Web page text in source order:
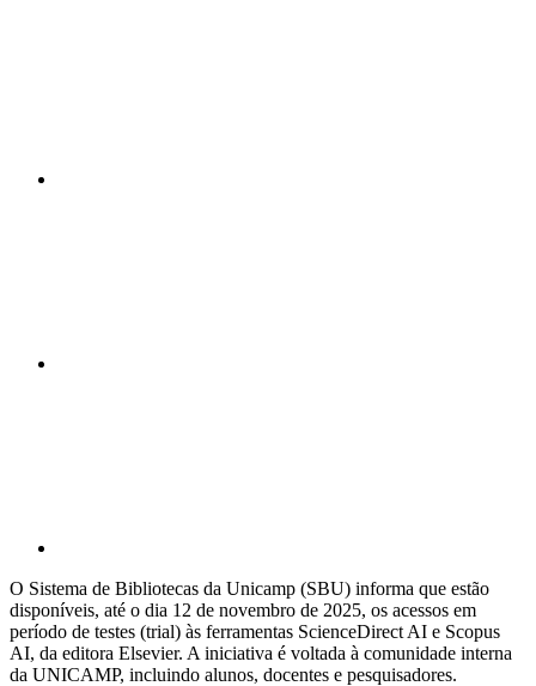
O Sistema de Bibliotecas da Unicamp (SBU) informa que estão
disponíveis, até o dia 12 de novembro de 2025, os acessos em
período de testes (trial) às ferramentas ScienceDirect AI e Scopus
AI, da editora Elsevier. A iniciativa é voltada à comunidade interna
da UNICAMP, incluindo alunos, docentes e pesquisadores.